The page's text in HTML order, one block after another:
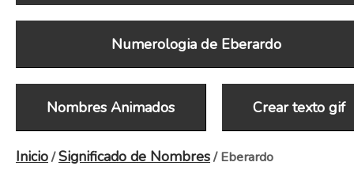
Numerologia de Eberardo
Nombres Animados Crear texto gif
Inicio/Significado de Nombres/ Eberardo